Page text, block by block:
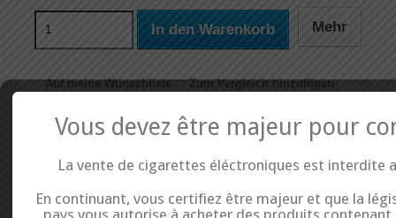
In den Warenkorb Mehr
Auf meine Wunschliste Zum Vergleich hinzufügen
Vous devez être majeur pour
La vente de cigarettes éléctroniques est interdite
En continuant, vous certifiez être majeur et que la
pays vous autorise à acheter des produits contenant